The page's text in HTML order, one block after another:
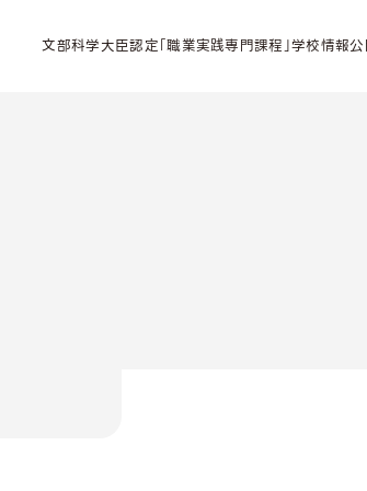
文部科学大臣認定「職業実践専門課程」学校情報